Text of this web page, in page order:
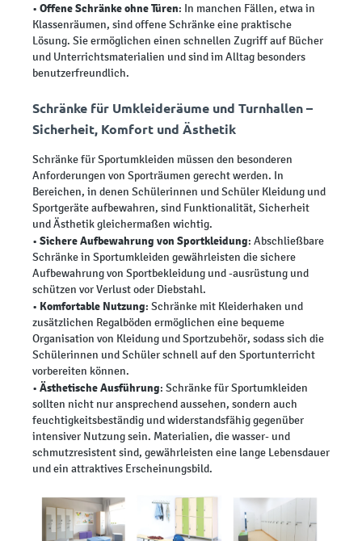
• Offene Schränke ohne Türen: In manchen Fällen, etwa in
Klassenräumen, sind offene Schränke eine praktische
Lösung. Sie ermöglichen einen schnellen Zugriff auf Bücher
und Unterrichtsmaterialien und sind im Alltag besonders
benutzerfreundlich.
Schränke für Umkleideräume und Turnhallen –
Sicherheit, Komfort und Ästhetik
Schränke für Sportumkleiden müssen den besonderen
Anforderungen von Sporträumen gerecht werden. In
Bereichen, in denen Schülerinnen und Schüler Kleidung und
Sportgeräte aufbewahren, sind Funktionalität, Sicherheit
und Ästhetik gleichermaßen wichtig.
• Sichere Aufbewahrung von Sportkleidung: Abschließbare
Schränke in Sportumkleiden gewährleisten die sichere
Aufbewahrung von Sportbekleidung und -ausrüstung und
schützen vor Verlust oder Diebstahl.
• Komfortable Nutzung: Schränke mit Kleiderhaken und
zusätzlichen Regalböden ermöglichen eine bequeme
Organisation von Kleidung und Sportzubehör, sodass sich die
Schülerinnen und Schüler schnell auf den Sportunterricht
vorbereiten können.
• Ästhetische Ausführung: Schränke für Sportumkleiden
sollten nicht nur ansprechend aussehen, sondern auch
feuchtigkeitsbeständig und widerstandsfähig gegenüber
intensiver Nutzung sein. Materialien, die wasser- und
schmutzresistent sind, gewährleisten eine lange Lebensdauer
und ein attraktives Erscheinungsbild.